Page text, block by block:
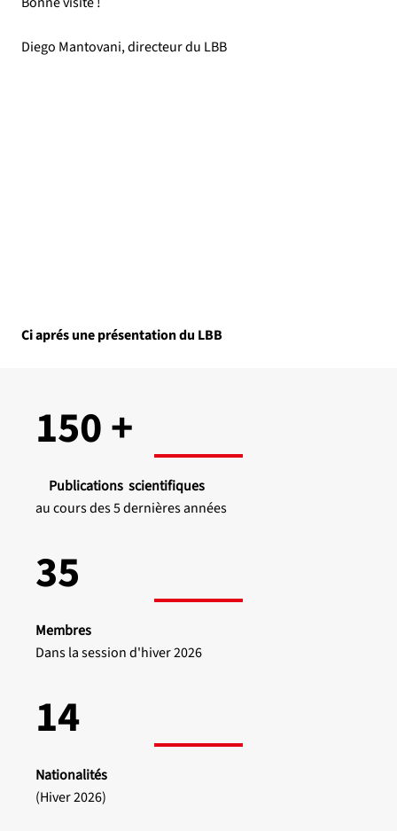
Diego Mantovani, directeur du LBB
Ci aprés une présentation du LBB
150 +
Publications scientifiques
au cours des 5 dernières années
35
Membres
Dans la session d'hiver 2026
14
Nationalités
(Hiver 2026)